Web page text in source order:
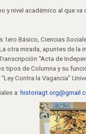
y nivel académico al que
1ero Básico, Ciencias
otra mirada, apuntes de la
“Acta de
tipos de Columna y su
Contra la Vagancia”
a: